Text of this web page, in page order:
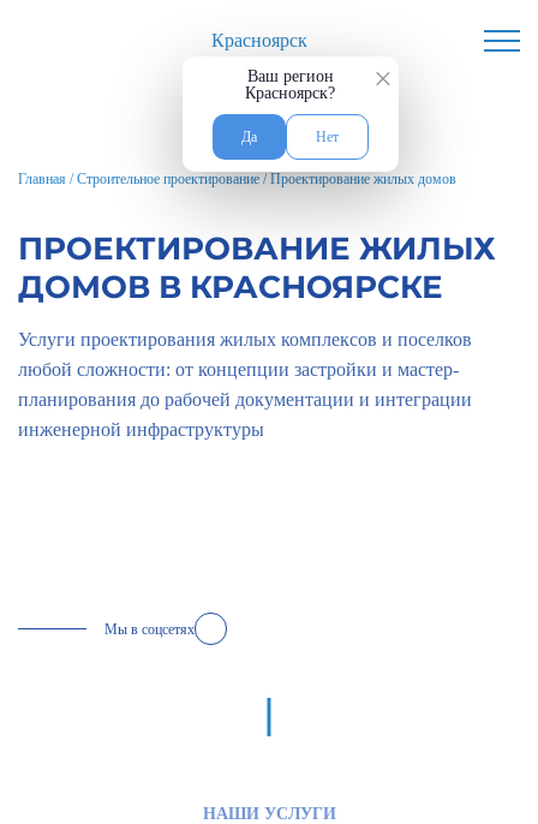
Красноярск
×
Ваш регион
Красноярск?
Да Нет
Главная /Строительное проектирование /Проектирование жилых домов
ПРОЕКТИРОВАНИЕ ЖИЛЫХ
ДОМОВ В КРАСНОЯРСКЕ
Услуги проектирования жилых комплексов и поселков
любой сложности: от концепции застройки и мастер-
планирования до рабочей документации и интеграции
инженерной инфраструктуры
Мы в соцсетях
НАШИ УСЛУГИ